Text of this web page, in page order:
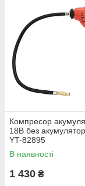
Компресор
18В без
YT-82895
В наявності
1 430 ₴